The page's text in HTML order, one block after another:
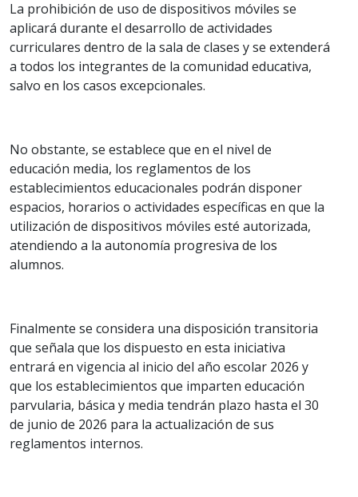
La prohibición de uso de dispositivos móviles se
aplicará durante el desarrollo de actividades
curriculares dentro de la sala de clases y se extenderá
a todos los integrantes de la comunidad educativa,
salvo en los casos excepcionales.
No obstante, se establece que en el nivel de
educación media, los reglamentos de los
establecimientos educacionales podrán disponer
espacios, horarios o actividades específicas en que la
utilización de dispositivos móviles esté autorizada,
atendiendo a la autonomía progresiva de los
alumnos.
Finalmente se considera una disposición transitoria
que señala que los dispuesto en esta iniciativa
entrará en vigencia al inicio del año escolar 2026 y
que los establecimientos que imparten educación
parvularia, básica y media tendrán plazo hasta el 30
de junio de 2026 para la actualización de sus
reglamentos internos.